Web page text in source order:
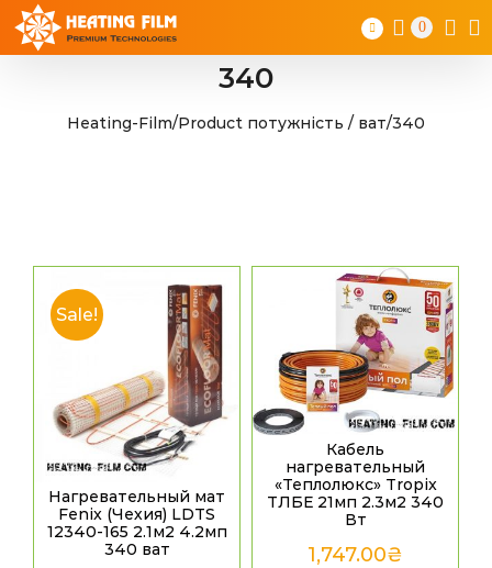
Skip
0
340
Heating-Film/Product потужність / ват/340
Sale!
Нагревательный мат
Fenix (Чехия) LDTS
12340-165 2.1м2 4.2мп
340 ват
Кабель
нагревательный
«Теплолюкс» Tropix
ТЛБЕ 21мп 2.3м2 340
Вт
1,747.00₴